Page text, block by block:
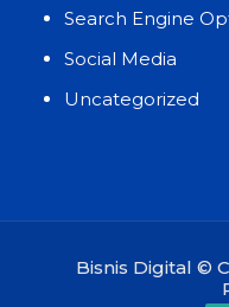
Search Engine
Social Media
Uncategorized
Bisnis Digital ©